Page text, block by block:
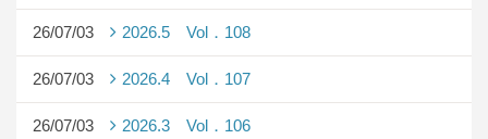
26/07/03 2026.5 Vol．108
26/07/03 2026.4 Vol．107
26/07/03 2026.3 Vol．106